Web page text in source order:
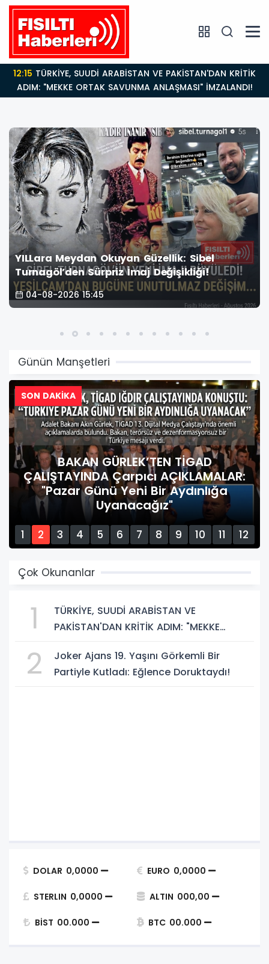
14:21BAKAN GÜRLEK’TEN TİGAD ÇALIŞTAYINDA Çarpıcı
AÇIKLAMALAR: "Pazar Günü Yeni Bir Aydınlığa
Uyanacağız"
YILLara Meydan Okuyan Güzellik: Sibel
Turnagöl’den Sürpriz İmaj Değişikliği!
04-08-2026 15:45
Günün Manşetleri
SON DAKİKA
BAKAN GÜRLEK’TEN TİGAD
ÇALIŞTAYINDA Çarpıcı AÇIKLAMALAR:
"Pazar Günü Yeni Bir Aydınlığa
Uyanacağız"
1 2 3 4 5 6 7 8 9 10 11
12
Çok Okunanlar
1
TÜRKİYE, SUUDİ ARABİSTAN VE
PAKİSTAN'DAN KRİTİK ADIM: "MEKKE
2
Joker Ajans 19. Yaşını Görkemli Bir
Partiyle Kutladı: Eğlence Doruktaydı!
DOLAR 0,0000 EURO 0,0000
STERLIN 0,0000 ALTIN 000,00
BİST 00.000 BTC 00.000